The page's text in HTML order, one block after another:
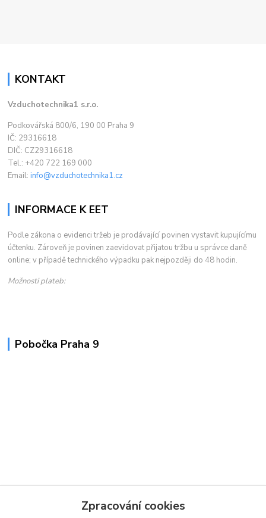
KONTAKT
Vzduchotechnika1 s.r.o.
Podkovářská 800/6, 190 00 Praha 9
IČ: 29316618
DIČ: CZ29316618
Tel.: +420 722 169 000
Email:info@vzduchotechnika1.cz
INFORMACE K EET
Podle zákona o evidenci tržeb je prodávající povinen vystavit kupujícímu
účtenku. Zároveň je povinen zaevidovat přijatou tržbu u správce daně
online; v případě technického výpadku pak nejpozději do 48 hodin.
Možnosti plateb:
Pobočka Praha 9
Zpracování cookies